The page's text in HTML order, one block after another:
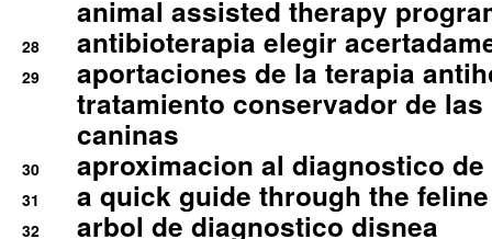
animal assisted therapy
28 antibioterapia elegir
29
aportaciones de la terapia
tratamiento conservador de
caninas
30 aproximacion al diagnostico
31 a quick guide through the
32 arbol de diagnostico disnea